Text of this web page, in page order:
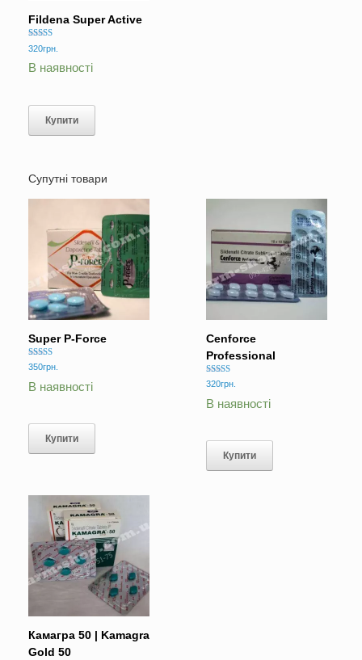
Fildena Super Active
Оцінено в
5.00
з 5
320грн.
В наявності
Купити
Супутні товари
Super P-Force
Оцінено в
з 5
350грн.
В наявності
Купити
Cenforce
Professional
Оцінено в
з 5
320грн.
В наявності
Купити
Камагра 50 | Kamagra
Gold 50